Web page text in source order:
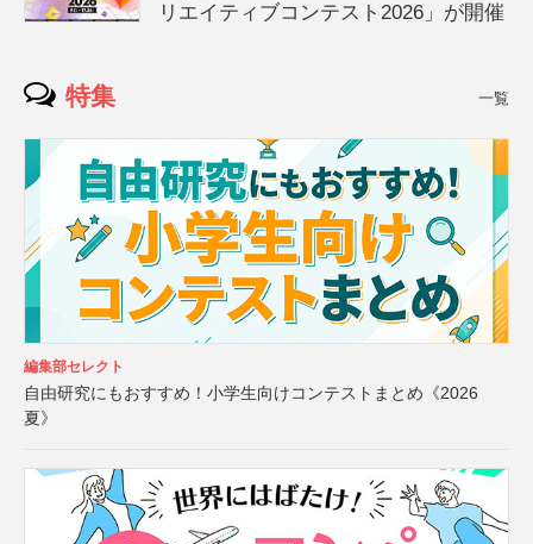
リエイティブコンテスト2026」が開催
特集 一覧
編集部セレクト
自由研究にもおすすめ！小学生向けコンテストまとめ《2026
夏》